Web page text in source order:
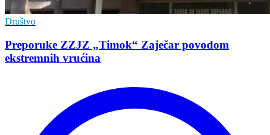
Društvo
Preporuke ZZJZ „Timok“ Zaječar povodom
ekstremnih vrućina